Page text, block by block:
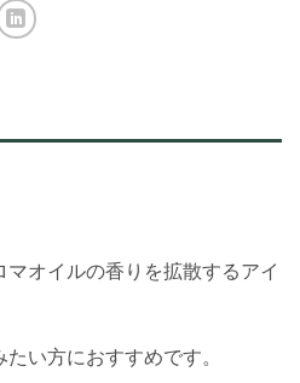
オイルの香りを拡散するアイ
い方におすすめです。